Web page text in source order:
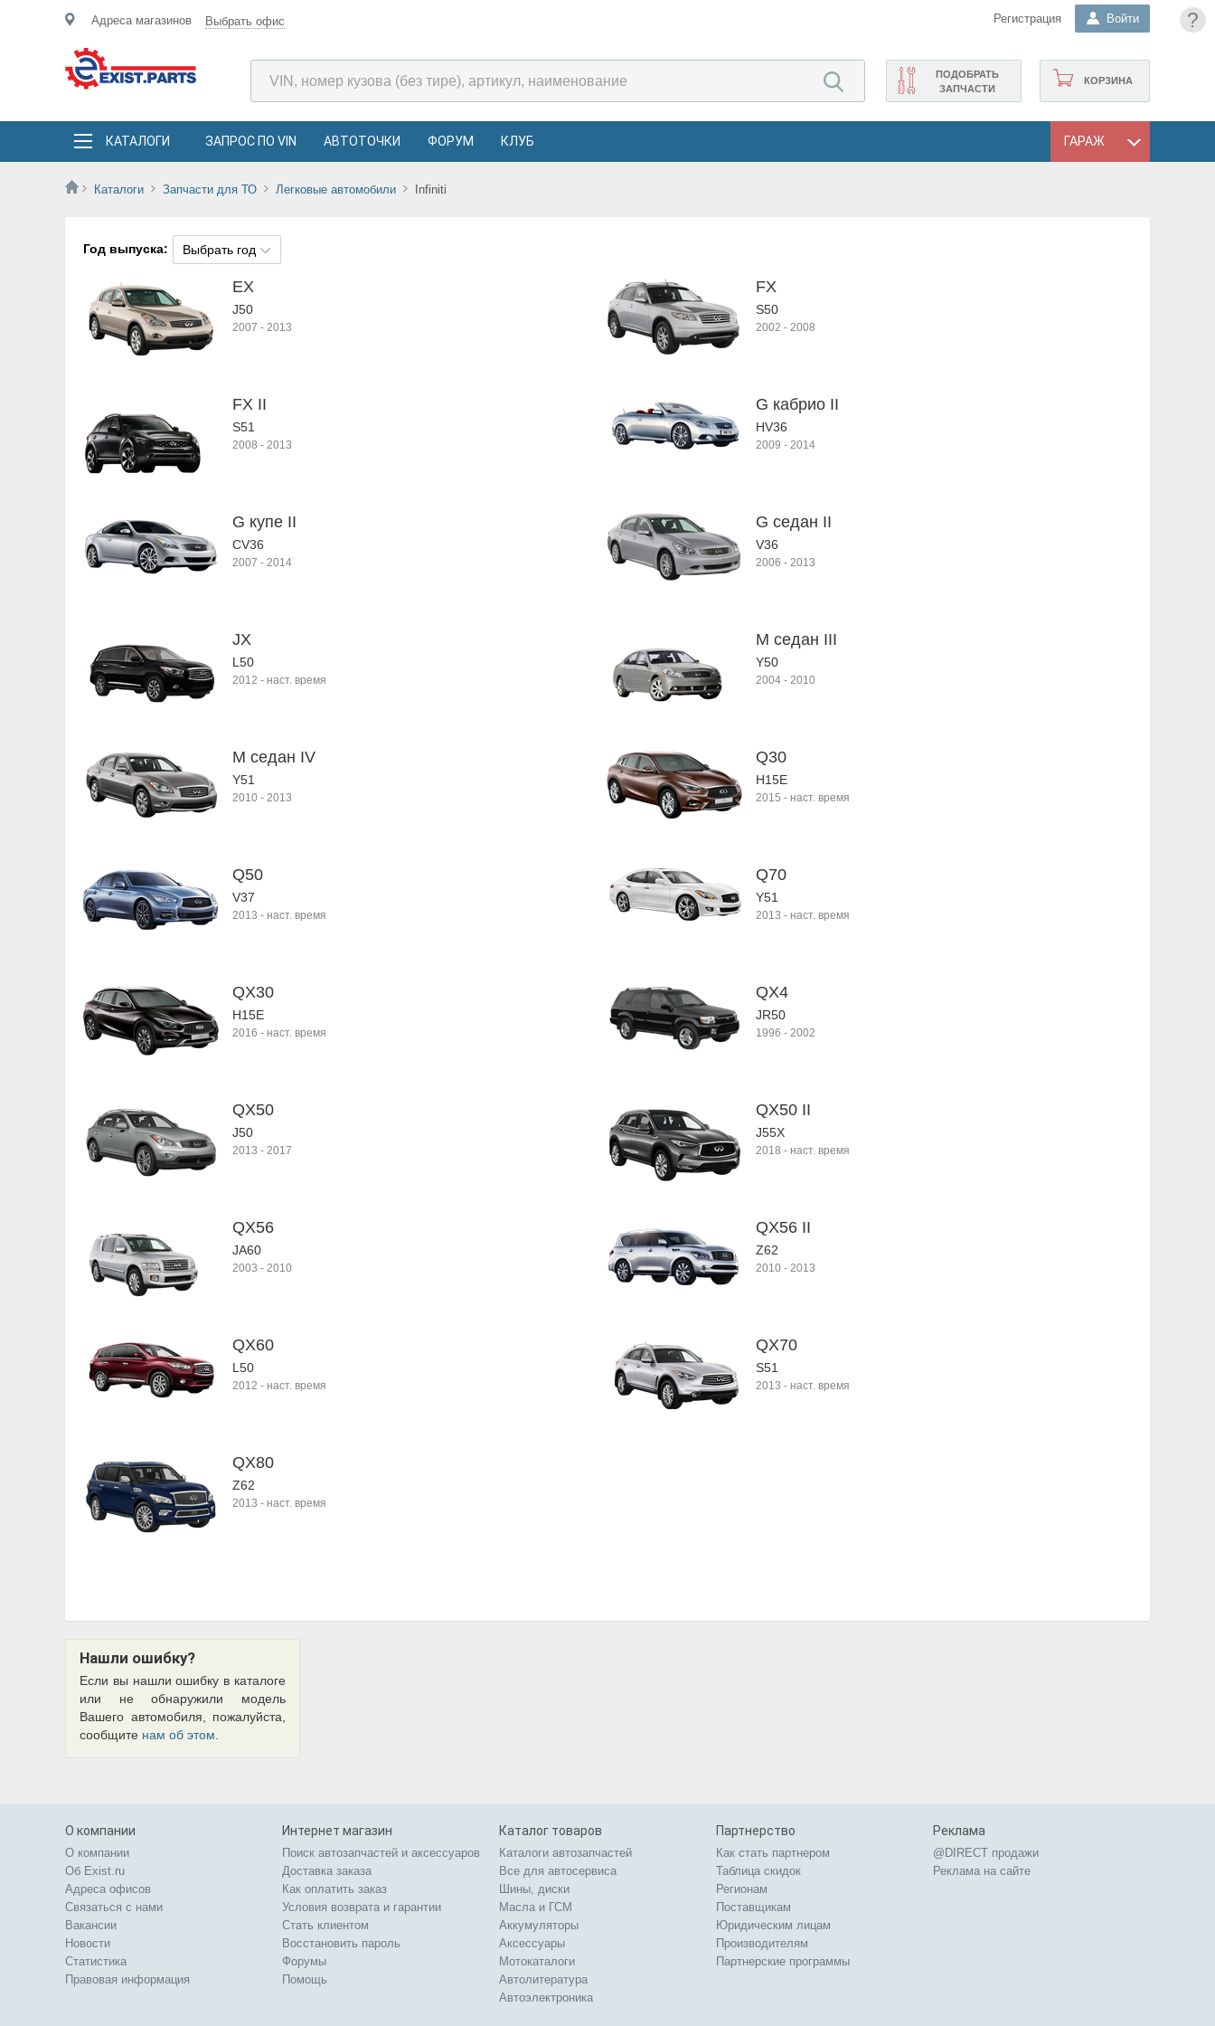
?
Адреса магазинов Выбрать офис Регистрация Войти
КОРЗИНА
ПОДОБРАТЬ
ЗАПЧАСТИ
КАТАЛОГИ ЗАПРОС ПО VIN АВТОТОЧКИ ФОРУМ КЛУБ ГАРАЖ
Каталоги Запчасти для ТО Легковые автомобили Infiniti
Год выпуска: Выбрать год
EX
J50
2007 - 2013
FX
S50
2002 - 2008
FX II
S51
2008 - 2013
G кабрио II
HV36
2009 - 2014
G купе II
CV36
2007 - 2014
G седан II
V36
2006 - 2013
JX
L50
2012 - наст. время
M седан III
Y50
2004- 2010
M седан IV
Y51
2010 - 2013
Q30
H15E
2015 - наст. время
Q50
V37
2013 - наст. время
Q70
Y51
2013 - наст. время
QX30
H15E
2016 - наст. время
QX4
JR50
1996 - 2002
QX50
J50
2013 - 2017
QX50 II
J55X
2018 - наст. время
QX56
JA60
2003 - 2010
QX56 II
Z62
2010- 2013
QX60
L50
2012 - наст. время
QX70
S51
2013 - наст. время
QX80
Z62
2013 - наст. время
Нашли ошибку?
Если вы нашли ошибку в каталоге
или не обнаружили модель
Вашего автомобиля, пожалуйста,
сообщите нам об этом
О компании
О компании
Об Exist.ru
Адреса офисов
Связаться с нами
Вакансии
Новости
Статистика
Правовая информация
Интернет магазин
Поиск автозапчастей и аксессуаров
Доставка заказа
Как оплатить заказ
Условия возврата и гарантии
Стать клиентом
Восстановить пароль
Форумы
Помощь
Каталог товаров
Каталоги автозапчастей
Все для автосервиса
Шины, диски
Масла и ГСМ
Аккумуляторы
Аксессуары
Мотокаталоги
Автолитература
Автоэлектроника
Партнерство
Как стать партнером
Таблица скидок
Регионам
Поставщикам
Юридическим лицам
Производителям
Партнерские программы
Реклама
@DIRECT продажи
Реклама на сайте